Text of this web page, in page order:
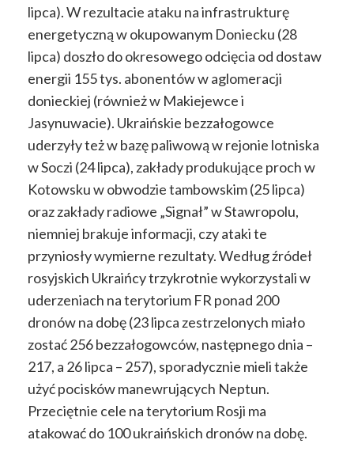
lipca). W rezultacie ataku na infrastrukturę
energetyczną w okupowanym Doniecku (28
lipca) doszło do okresowego odcięcia od dostaw
energii 155 tys. abonentów w aglomeracji
donieckiej (również w Makiejewce i
Jasynuwacie). Ukraińskie bezzałogowce
uderzyły też w bazę paliwową w rejonie lotniska
w Soczi (24 lipca), zakłady produkujące proch w
Kotowsku w obwodzie tambowskim (25 lipca)
oraz zakłady radiowe „Signał” w Stawropolu,
niemniej brakuje informacji, czy ataki te
przyniosły wymierne rezultaty. Według źródeł
rosyjskich Ukraińcy trzykrotnie wykorzystali w
uderzeniach na terytorium FR ponad 200
dronów na dobę (23 lipca zestrzelonych miało
zostać 256 bezzałogowców, następnego dnia –
217, a 26 lipca – 257), sporadycznie mieli także
użyć pocisków manewrujących Neptun.
Przeciętnie cele na terytorium Rosji ma
atakować do 100 ukraińskich dronów na dobę.